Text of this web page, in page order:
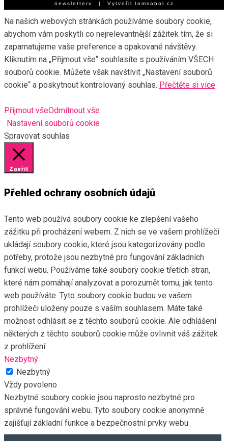
newsletteru | Vytvořil tomsabol.cz
Na našich webových stránkách používáme soubory cookie,
abychom vám poskytli co nejrelevantnější zážitek tím, že si
zapamatujeme vaše preference a opakované návštěvy.
Kliknutím na „Přijmout vše“ souhlasíte s používáním VŠECH
souborů cookie. Můžete však navštívit „Nastavení souborů
cookie“ a poskytnout kontrolovaný souhlas. Přečtěte si více
Přijmout všeOdmítnout vše
Nastavení souborů cookie
Spravovat souhlas
Zavřít
Přehled ochrany osobních údajů
Tento web používá soubory cookie ke zlepšení vašeho
zážitku při procházení webem. Z nich se ve vašem prohlížeči
ukládají soubory cookie, které jsou kategorizovány podle
potřeby, protože jsou nezbytné pro fungování základních
funkcí webu. Používáme také soubory cookie třetích stran,
které nám pomáhají analyzovat a porozumět tomu, jak tento
web používáte. Tyto soubory cookie budou ve vašem
prohlížeči uloženy pouze s vaším souhlasem. Máte také
možnost odhlásit se z těchto souborů cookie. Ale odhlášení
některých z těchto souborů cookie může ovlivnit váš zážitek
z prohlížení.
Nezbytný
Nezbytný
Vždy povoleno
Nezbytné soubory cookie jsou naprosto nezbytné pro
správné fungování webu. Tyto soubory cookie anonymně
zajišťují základní funkce a bezpečnostní prvky webu.